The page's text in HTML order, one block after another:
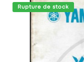
Rupture de stock